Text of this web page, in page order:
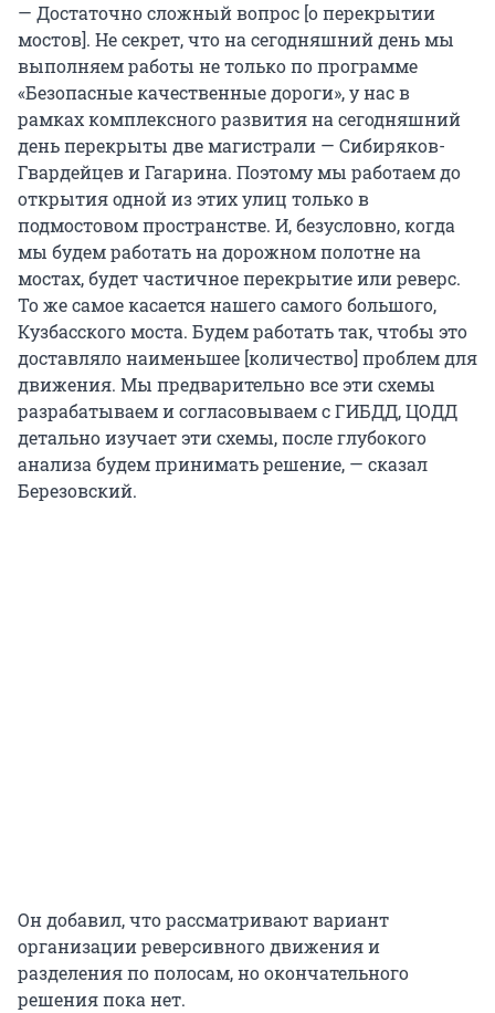
— Достаточно сложный вопрос [о перекрытии
мостов]. Не секрет, что на сегодняшний день мы
выполняем работы не только по программе
«Безопасные качественные дороги», у нас в
рамках комплексного развития на сегодняшний
день перекрыты две магистрали — Сибиряков-
Гвардейцев и Гагарина. Поэтому мы работаем до
открытия одной из этих улиц только в
подмостовом пространстве. И, безусловно, когда
мы будем работать на дорожном полотне на
мостах, будет частичное перекрытие или реверс.
То же самое касается нашего самого большого,
Кузбасского моста. Будем работать так, чтобы это
доставляло наименьшее [количество] проблем для
движения. Мы предварительно все эти схемы
разрабатываем и согласовываем с ГИБДД, ЦОДД
детально изучает эти схемы, после глубокого
анализа будем принимать решение, — сказал
Березовский.
Он добавил, что рассматривают вариант
организации реверсивного движения и
разделения по полосам, но окончательного
решения пока нет.